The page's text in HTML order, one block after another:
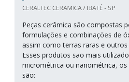
CERALTEC CERAMICA / IBATÉ - SP
Peças cerâmica são compostas
formulações e combinações de
assim como terras raras e
Esses produtos são mais
micrométrica ou nanométrica, os
são: